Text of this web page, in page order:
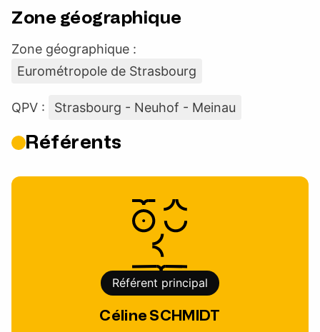
Zone géographique
Zone géographique :
Eurométropole de Strasbourg
QPV : Strasbourg - Neuhof - Meinau
Référents
Référent principal
Céline SCHMIDT